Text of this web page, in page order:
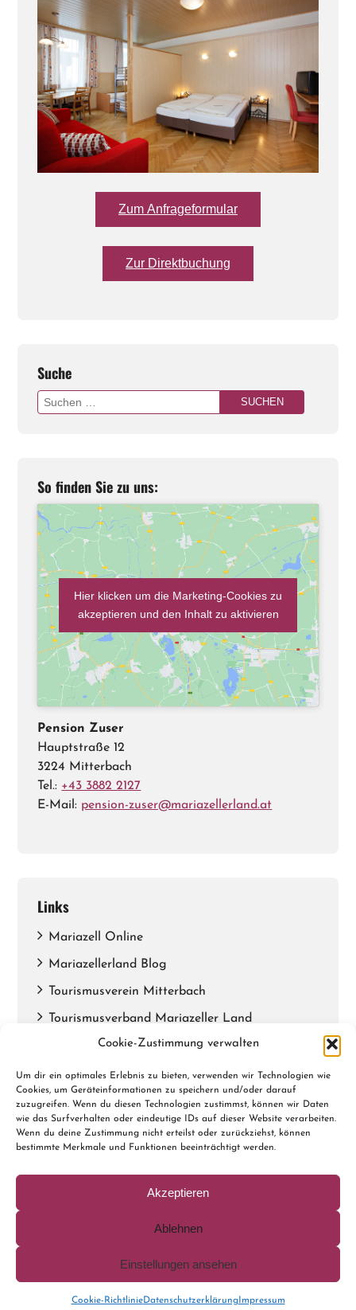
Cookie-Zustimmung verwalten
Um dir ein optimales Erlebnis zu bieten, verwenden wir Technologien wie
Cookies, um Geräteinformationen zu speichern und/oder darauf
zuzugreifen. Wenn du diesen Technologien zustimmst, können wir Daten
wie das Surfverhalten oder eindeutige IDs auf dieser Website verarbeiten.
Wenn du deine Zustimmung nicht erteilst oder zurückziehst, können
bestimmte Merkmale und Funktionen beeinträchtigt werden.
Akzeptieren
Ablehnen
Einstellungen ansehen
Cookie-RichtlinieDatenschutzerklärungImpressum
Zum Anfrageformular
Zur Direktbuchung
Suche
Suchen
nach:
So finden Sie zu uns:
Hier klicken um die Marketing-Cookies zu
akzeptieren und den Inhalt zu aktivieren
Pension Zuser
Hauptstraße 12
3224 Mitterbach
Tel.: +43 3882 2127
E-Mail: pension-zuser@mariazellerland.at
Links
Mariazell Online
Mariazellerland Blog
Tourismusverein Mitterbach
Tourismusverband Mariazeller Land
Gemeindealpe Mitterbach
Mariazeller Advent
Impressum
AGB
Datenschutzerklärung
© 2026 Pension Zuser | Design by Ihr Internettischler